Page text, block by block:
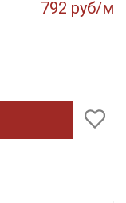
792 руб/м